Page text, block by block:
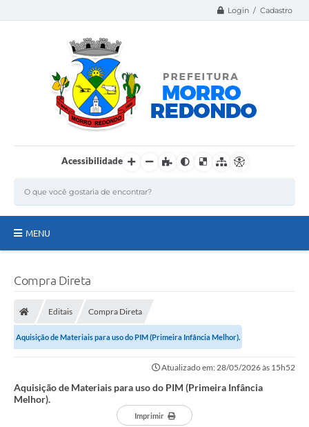
Login / Cadastro
Acessibilidade
MENU
Secretarias
Serviços Online
Compra Direta
Editais Compra Direta
Aquisição de Materiais para uso do PIM (Primeira Infância Melhor).
Atualizado em: 28/05/2026 às 15h52
Aquisição de Materiais para uso do PIM (Primeira Infância
Melhor).
Imprimir